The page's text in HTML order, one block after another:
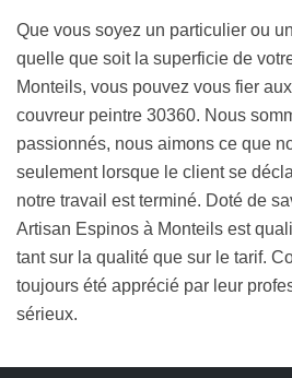
Que vous soyez un particulier ou
quelle que soit la superficie de
Monteils, vous pouvez vous fier
couvreur peintre 30360. Nous
passionnés, nous aimons ce que
seulement lorsque le client se
notre travail est terminé. Doté de
Artisan Espinos à Monteils est
tant sur la qualité que sur le tarif.
toujours été apprécié par leur
sérieux.